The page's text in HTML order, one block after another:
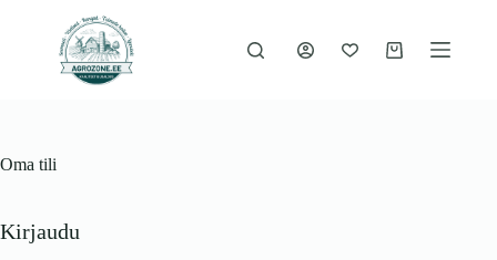
Ostoskori
Oma tili
Kirjaudu